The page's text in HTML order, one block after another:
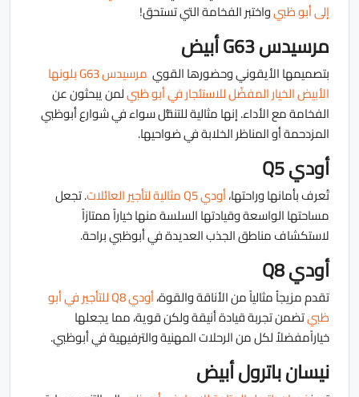
إلى أبو ظبيواختبر الفخامة التي تستحق!
مرسيدس G63 أبيض
بتصميمها الأيقوني وحضورها القوي
مرسيدس G63 بلونها
الأبيض الخيار المفضّل للاستئجار في أبو ظبيلمن يبحثون عن
الفخامة مع الأداء. إنها مثالية للتنقُّل سواء في شوارع أبوظبي
المزدحمة أو المناظر الخلابة في ضواحيها.
أودي Q5
تُعرف بأمانها وراحتها،أودي Q5 مثالية لتأجير العائلات
. تجعل
مساحتها الواسعة وقيادتها السلسة منها خياراً ممتازاً
لاستكشاف مناطق الجذب العديدة في أبوظبي براحة.
أودي Q8
تقدم مزيجاُ مثالياً من الأناقة والقوة،
أودي Q8 للتأجير في أبو
ظبيتضمن تجربة قيادة أنيقة ولكن قوية، مما يجعلها
خياراًمفضلاُ لكل من الرحلات المهنية والترفيهية في أبوظبي.
نيسان باترول أبيض